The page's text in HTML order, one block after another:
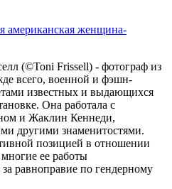
американская женщина-
(©Toni Frissell) - фотограф из
всего, военной и фэшн-
известных и выдающихся
Она работала с
и Жаклин Кеннеди,
другими знаменитостями.
позицией в отношении
ее работы
равноправие по гендерному